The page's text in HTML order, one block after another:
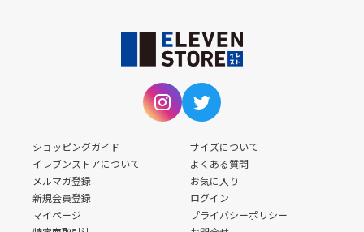
ショッピングガイド
サイズについて
イレブンストアについて
よくある質問
メルマガ登録
お気に入り
新規会員登録
ログイン
マイページ
プライバシーポリシー